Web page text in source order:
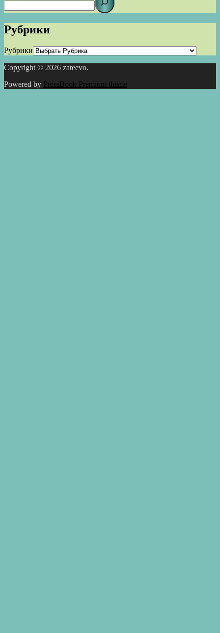
Рубрики
Рубрики
Copyright © 2026 zateevo.
Powered by PressBook Premium theme